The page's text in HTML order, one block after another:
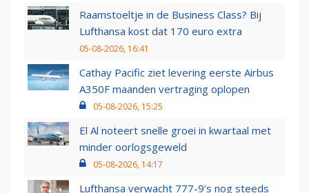
Raamstoeltje in de Business Class? Bij
Lufthansa kost dat 170 euro extra
05-08-2026, 16:41
Cathay Pacific ziet levering eerste Airbus
A350F maanden vertraging oplopen
05-08-2026, 15:25
El Al noteert snelle groei in kwartaal met
minder oorlogsgeweld
05-08-2026, 14:17
Lufthansa verwacht 777-9’s nog steeds